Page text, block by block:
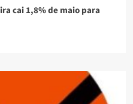
cai 1,8% de maio para